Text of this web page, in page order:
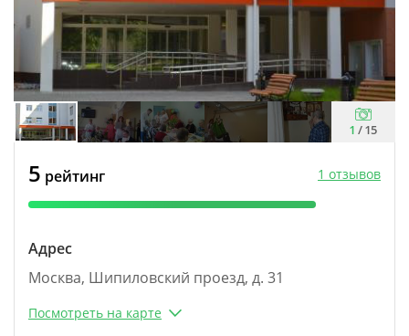
1 /15
5 рейтинг 1 отзывов
Адрес
Москва, Шипиловский проезд, д. 31
Посмотреть на карте